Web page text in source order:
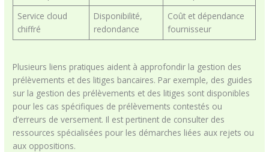
Service cloud
chiffré
Disponibilité,
redondance
Coût et dépendance
fournisseur
Plusieurs liens pratiques aident à approfondir la gestion des
prélèvements et des litiges bancaires. Par exemple, des guides
sur la gestion des prélèvements et des litiges sont disponibles
pour les cas spécifiques de prélèvements contestés ou
d’erreurs de versement. Il est pertinent de consulter des
ressources spécialisées pour les démarches liées aux rejets ou
aux oppositions.